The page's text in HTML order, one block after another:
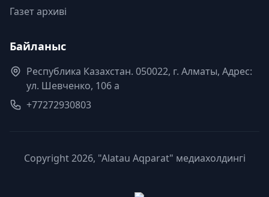
Газет архиві
Байланыс
Республика Казахстан. 050022, г. Алматы, Адрес:
ул. Шевченко, 106 а
+77272930803
Copyright 2026, "Alatau Aqparat" медиахолдингі